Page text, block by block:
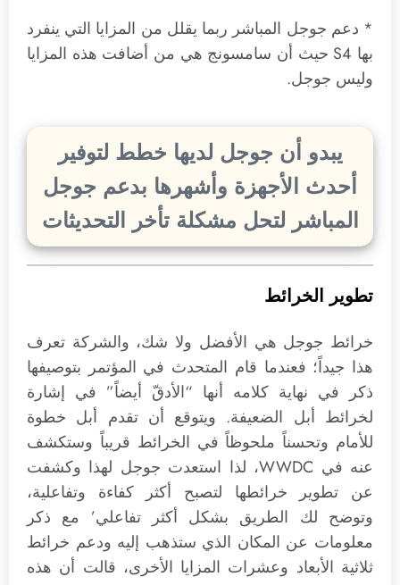
* دعم جوجل المباشر ربما يقلل من المزايا التي ينفرد
بها S4 حيث أن سامسونج هي من أضافت هذه المزايا
وليس جوجل.
يبدو أن جوجل لديها خطط لتوفير
أحدث الأجهزة وأشهرها بدعم جوجل
المباشر لتحل مشكلة تأخر التحديثات
تطوير الخرائط
خرائط جوجل هي الأفضل ولا شك، والشركة تعرف
هذا جيداً؛ فعندما قام المتحدث في المؤتمر بتوصيفها
ذكر في نهاية كلامه أنها “الأدقّ أيضاً” في إشارة
لخرائط أبل الضعيفة. ويتوقع أن تقدم أبل خطوة
للأمام وتحسناً ملحوظاً في الخرائط قريباً وستكشف
عنه في WWDC، لذا استعدت جوجل لهذا وكشفت
عن تطوير خرائطها لتصبح أكثر كفاءة وتفاعلية،
وتوضح لك الطريق بشكل أكثر تفاعلي’ مع ذكر
معلومات عن المكان الذي ستذهب إليه ودعم خرائط
ثلاثية الأبعاد وعشرات المزايا الأخرى، قالت أن هذه